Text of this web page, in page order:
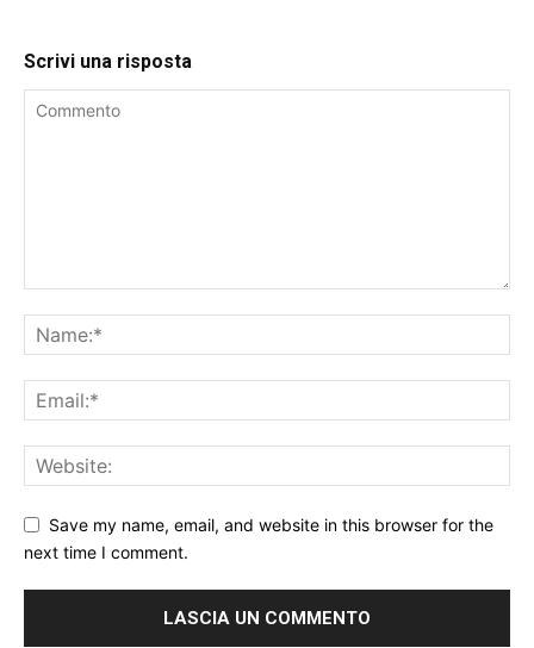
Scrivi una risposta
Save my name, email, and website in this browser for the
next time I comment.